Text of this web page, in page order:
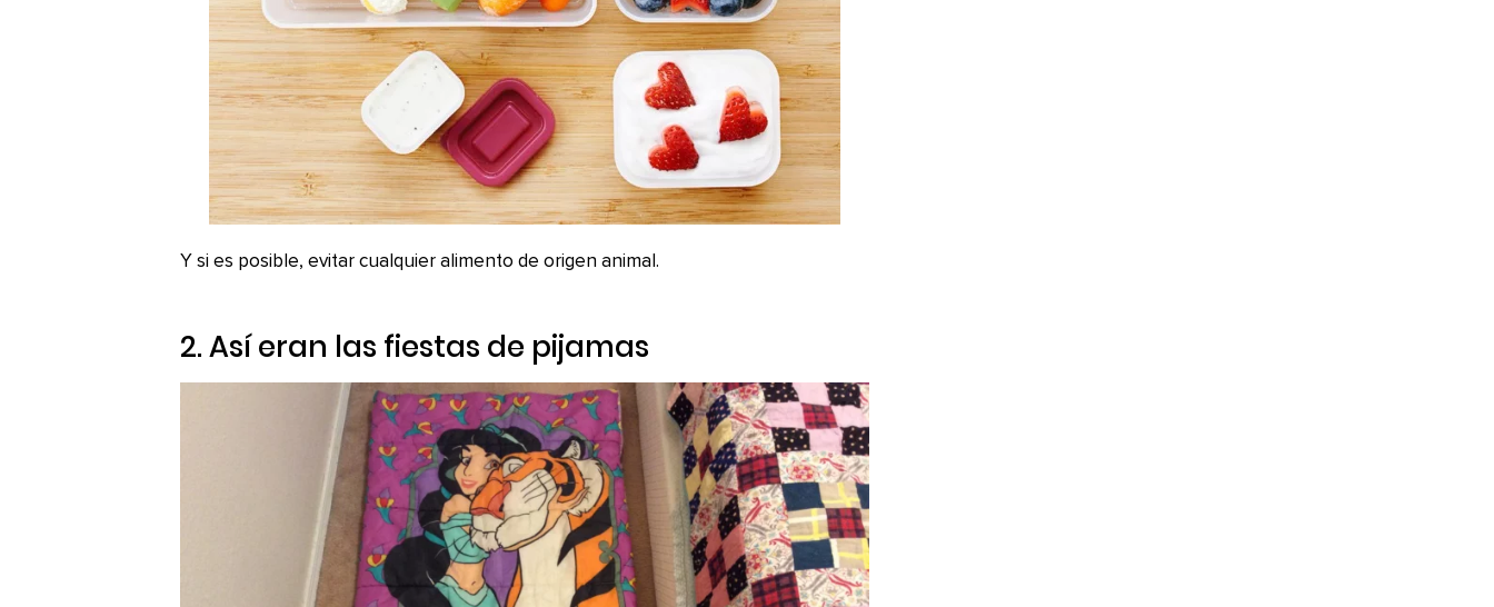
Y si es posible, evitar cualquier alimento de origen animal.
2. Así eran las fiestas de pijamas